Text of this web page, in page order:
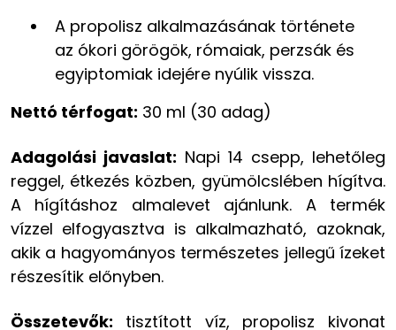
A propolisz alkalmazásának története
az ókori görögök, rómaiak, perzsák és
egyiptomiak idejére nyúlik vissza.
Nettó térfogat: 30 ml (30 adag)
Adagolási javaslat: Napi 14 csepp, lehetőleg
reggel, étkezés közben, gyümölcslében hígítva.
A hígításhoz almalevet ajánlunk. A termék
vízzel elfogyasztva is alkalmazható, azoknak,
akik a hagyományos természetes jellegű ízeket
részesítik előnyben.
Összetevők: tisztított víz, propolisz kivonat